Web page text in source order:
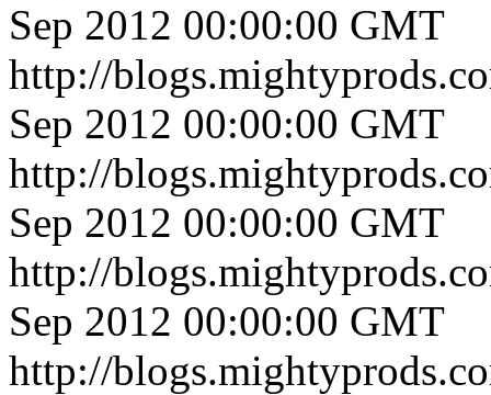
Sep 2012 00:00:00 GMT
http://
Sep 2012 00:00:00 GMT
http://
Sep 2012 00:00:00 GMT
http://
Sep 2012 00:00:00 GMT
http://